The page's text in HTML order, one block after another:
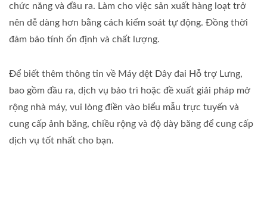
chức năng và đầu ra. Làm cho việc sản xuất hàng loạt trở
nên dễ dàng hơn bằng cách kiểm soát tự động. Đồng thời
đảm bảo tính ổn định và chất lượng.
Để biết thêm thông tin về Máy dệt Dây đai Hỗ trợ Lưng,
bao gồm đầu ra, dịch vụ bảo trì hoặc đề xuất giải pháp mở
rộng nhà máy, vui lòng điền vào biểu mẫu trực tuyến và
cung cấp ảnh băng, chiều rộng và độ dày băng để cung cấp
dịch vụ tốt nhất cho bạn.